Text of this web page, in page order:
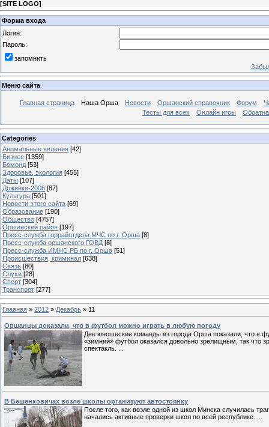
[SITE LOGO]
Форма входа
Логин:
Пароль:
запомнить
Меню сайта
Главная страница Наша Орша Новости Оршанский справочник Форум
Тесты для всех
Онлайн игры
Categories
Аномальные явления [42]
Бизнес [1359]
Бомонд [53]
Здоровье, экология [455]
Даты [107]
Дожинки-2008 [87]
Культура [501]
Новости этого сайта [69]
Образование [190]
Общество [4757]
Оршанский район [197]
Пресс-служба горрайотдела МЧС по г. Орша [8]
Пресс-служба оршанского ГОВД [8]
Пресс-служба ИМНС РБ по г. Орша [51]
Проиcшествия, криминал [638]
Связь [80]
Слухи [28]
Спорт [304]
Транспорт [277]
Главная » 2012 » Декабрь » 11
Оршанцы доказали, что в футбол можно играть в любую погоду
Две юношеские команды из города Орша показали, что в
«зимний» футбол оказался довольно зрелищным, так что
спектакль.
В Бешенковичах возле школы организуют автостоянку
После того, как возле одной из школ Минска случилась
начались активные проверки школ по всей республике.